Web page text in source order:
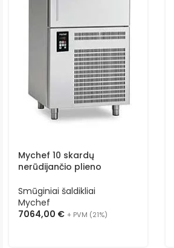
Mychef 10 skardų
nerūdijančio plieno
TCHA10TG
Smūginiai šaldikliai
Mychef
7064,00 € + PVM (21%)